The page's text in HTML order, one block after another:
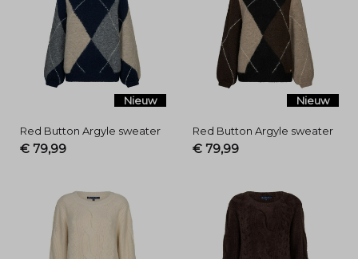
Nieuw
Red Button Argyle sweater
€ 79,99
Nieuw
Red Button Argyle sweater
€ 79,99